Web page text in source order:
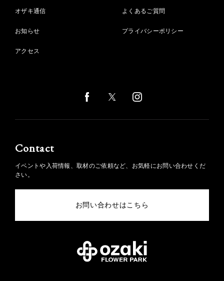
オザキ通信
お知らせ
アクセス
よくあるご質問
プライバシーポリシー
Contact
イベントや入荷情報、取材のご依頼など、お気軽にお問い合わせくだ
さい。
お問い合わせはこちら